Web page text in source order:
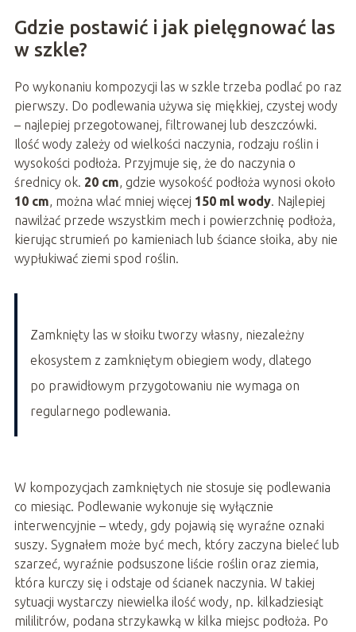
Gdzie postawić i jak pielęgnować las
w szkle?
Po wykonaniu kompozycji las w szkle trzeba podlać po raz
pierwszy. Do podlewania używa się miękkiej, czystej wody
– najlepiej przegotowanej, filtrowanej lub deszczówki.
Ilość wody zależy od wielkości naczynia, rodzaju roślin i
wysokości podłoża. Przyjmuje się, że do naczynia o
średnicy ok. 20 cm, gdzie wysokość podłoża wynosi około
10 cm, można wlać mniej więcej 150 ml wody. Najlepiej
nawilżać przede wszystkim mech i powierzchnię podłoża,
kierując strumień po kamieniach lub ściance słoika, aby nie
wypłukiwać ziemi spod roślin.
Zamknięty las w słoiku tworzy własny, niezależny
ekosystem z zamkniętym obiegiem wody, dlatego
po prawidłowym przygotowaniu nie wymaga on
regularnego podlewania.
W kompozycjach zamkniętych nie stosuje się podlewania
co miesiąc. Podlewanie wykonuje się wyłącznie
interwencyjnie – wtedy, gdy pojawią się wyraźne oznaki
suszy. Sygnałem może być mech, który zaczyna bieleć lub
szarzeć, wyraźnie podsuszone liście roślin oraz ziemia,
która kurczy się i odstaje od ścianek naczynia. W takiej
sytuacji wystarczy niewielka ilość wody, np. kilkadziesiąt
mililitrów, podana strzykawką w kilka miejsc podłoża. Po